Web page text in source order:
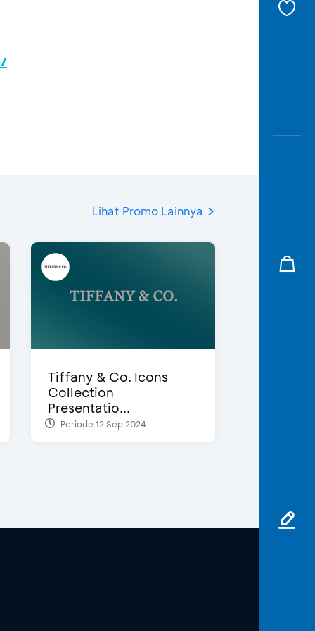
Lihat Promo Lainnya
Tiffany & Co. Icons
Collection
Presentatio...
Periode 12 Sep 2024